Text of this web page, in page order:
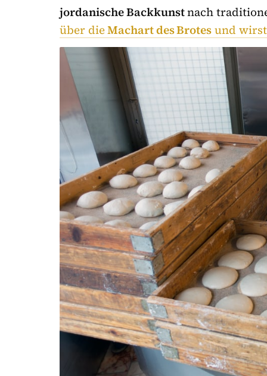
jordanische Backkunstnach
über dieMachart des Brotesund